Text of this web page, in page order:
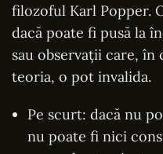
filozoful Karl Popper.
dacă poate fi pusă la
sau observații care,
teoria, o pot invalida.
Pe scurt: dacă nu
nu poate fi nici